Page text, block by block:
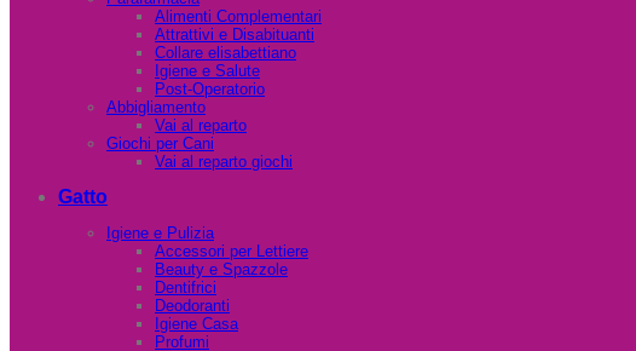
Alimenti Complementari
Attrattivi e Disabituanti
Collare elisabettiano
Igiene e Salute
Post-Operatorio
Abbigliamento
Vai al reparto
Giochi per Cani
Vai al reparto giochi
Gatto
Igiene e Pulizia
Accessori per Lettiere
Beauty e Spazzole
Dentifrici
Deodoranti
Igiene Casa
Profumi